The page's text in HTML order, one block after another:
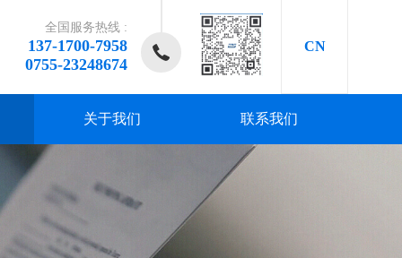
全国服务热线 :
137-1700-7958
0755-23248674
CN
、
、
、
关于我们
、
联系我们
、